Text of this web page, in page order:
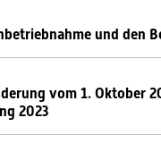
und den
vom 1. Oktober
2023